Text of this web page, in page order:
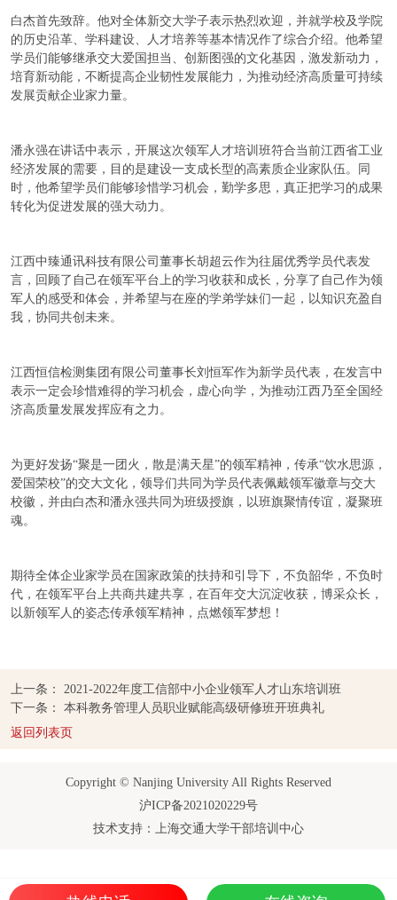
白杰首先致辞。他对全体新交大学子表示热烈欢迎，并就学校及学院
的历史沿革、学科建设、人才培养等基本情况作了综合介绍。他希望
学员们能够继承交大爱国担当、创新图强的文化基因，激发新动力，
培育新动能，不断提高企业韧性发展能力，为推动经济高质量可持续
发展贡献企业家力量。
潘永强在讲话中表示，开展这次领军人才培训班符合当前江西省工业
经济发展的需要，目的是建设一支成长型的高素质企业家队伍。同
时，他希望学员们能够珍惜学习机会，勤学多思，真正把学习的成果
转化为促进发展的强大动力。
江西中臻通讯科技有限公司董事长胡超云作为往届优秀学员代表发
言，回顾了自己在领军平台上的学习收获和成长，分享了自己作为领
军人的感受和体会，并希望与在座的学弟学妹们一起，以知识充盈自
我，协同共创未来。
江西恒信检测集团有限公司董事长刘恒军作为新学员代表，在发言中
表示一定会珍惜难得的学习机会，虚心向学，为推动江西乃至全国经
济高质量发展发挥应有之力。
为更好发扬“聚是一团火，散是满天星”的领军精神，传承“饮水思源，
爱国荣校”的交大文化，领导们共同为学员代表佩戴领军徽章与交大
校徽，并由白杰和潘永强共同为班级授旗，以班旗聚情传谊，凝聚班
魂。
期待全体企业家学员在国家政策的扶持和引导下，不负韶华，不负时
代，在领军平台上共商共建共享，在百年交大沉淀收获，博采众长，
以新领军人的姿态传承领军精神，点燃领军梦想！
上一条：
2021-2022年度工信部中小企业领军人才山东培训班
下一条：
本科教务管理人员职业赋能高级研修班开班典礼
返回列表页
Copyright © Nanjing University All Rights Reserved
沪ICP备2021020229号
技术支持：上海交通大学干部培训中心